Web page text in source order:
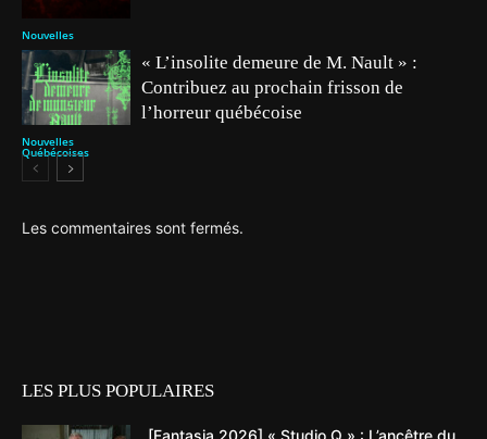
Nouvelles
Nouvelles
Québécoises
« L’insolite demeure de M. Nault » :
Contribuez au prochain frisson de
l’horreur québécoise
Les commentaires sont fermés.
LES PLUS POPULAIRES
[Fantasia 2026] « Studio Q » : L’ancêtre du